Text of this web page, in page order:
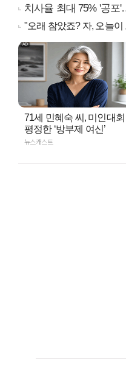
치사율 최대 75% '공
"오래 참았죠? 자, 오늘이
71세 민혜숙 씨, 미인대회
평정한 ‘방부제 여신’
뉴스캐스트